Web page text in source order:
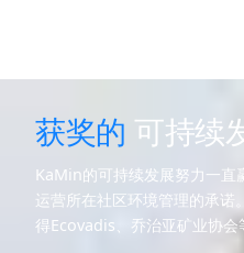
获奖的 可持续
KaMin的可持续发展努力一直
运营所在社区环境管理的承
得Ecovadis、乔治亚矿业协会